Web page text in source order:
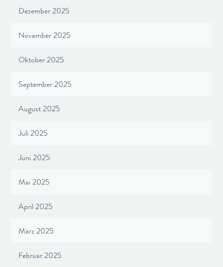
Dezember 2025
November 2025
Oktober 2025
September 2025
August 2025
Juli 2025
Juni 2025
Mai 2025
April 2025
März 2025
Februar 2025